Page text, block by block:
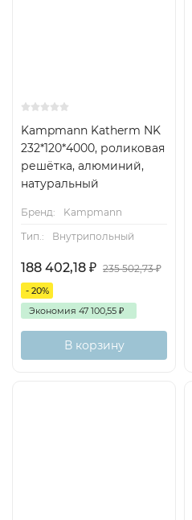
Kampmann Katherm NK
232*120*4000, роликовая
решётка, алюминий,
натуральный
Бренд:
Kampmann
Тип.:
Внутрипольный
188 402,18 ₽ 235 502,73₽
- 20%
Экономия 47 100,55 ₽
В корзину